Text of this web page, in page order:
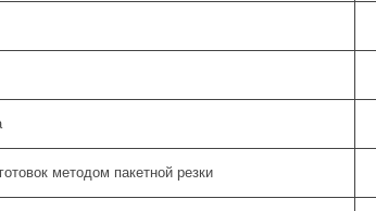
методом пакетной резки